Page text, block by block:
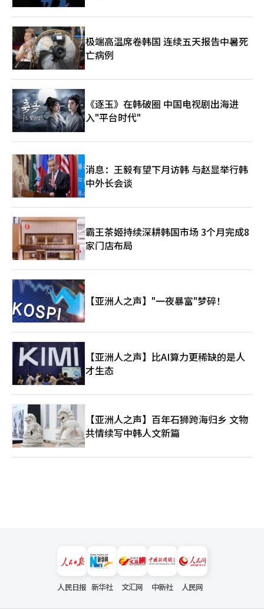
极端高温席卷韩国 连续五天报告中暑死
亡病例
《逐玉》在韩破圈 中国电视剧出海进
入"平台时代"
消息：王毅有望下月访韩 与赵显举行韩
中外长会谈
霸王茶姬持续深耕韩国市场 3个月完成8
家门店布局
【亚洲人之声】"一夜暴富"梦碎！
【亚洲人之声】比AI算力更稀缺的是人
才生态
【亚洲人之声】百年石狮跨海归乡 文物
共情续写中韩人文新篇
人民日报 新华社 文汇网 中新社 人民网